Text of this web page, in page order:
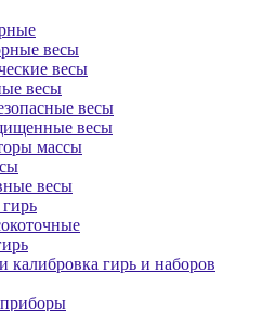
весы
весы
весы
весы
весы
массы
весы
калибровка гирь и наборов